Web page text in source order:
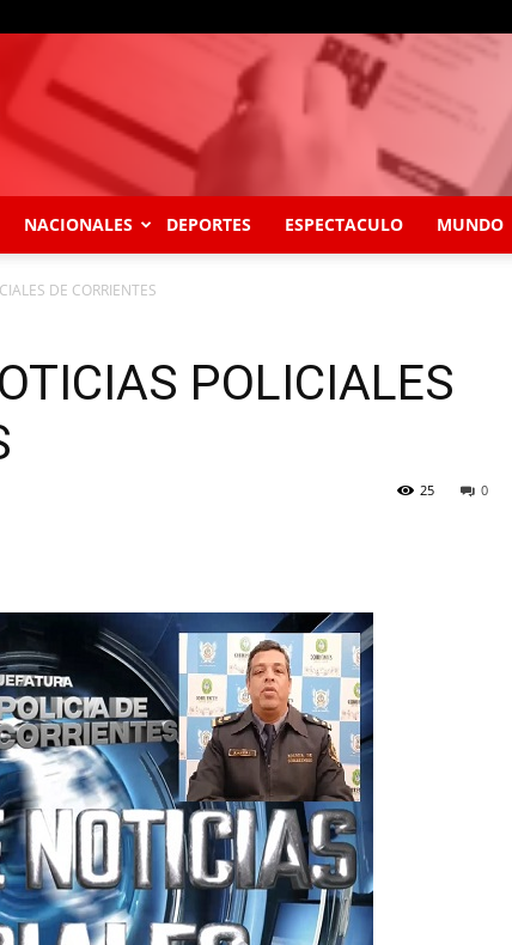
NACIONALES DEPORTES ESPECTACULO MUNDO
DE CORRIENTES
POLICIALES
0
25